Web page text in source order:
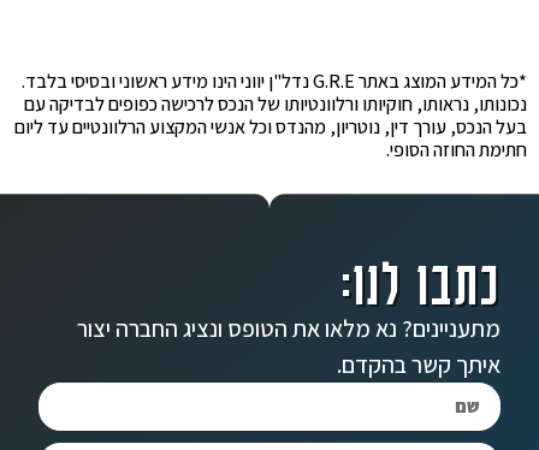
*כל המידע המוצג באתר G.R.E נדל"ן יווני הינו מידע ראשוני ובסיסי בלבד.
נכונותו, נראותו, חוקיותו ורלוונטיותו של הנכס לרכישה כפופים לבדיקה עם
בעל הנכס, עורך דין, נוטריון, מהנדס וכל אנשי המקצוע הרלוונטיים עד ליום
חתימת החוזה הסופי.
כתבו לנו:
מתעניינים? נא מלאו את הטופס ונציג החברה יצור
איתך קשר בהקדם.